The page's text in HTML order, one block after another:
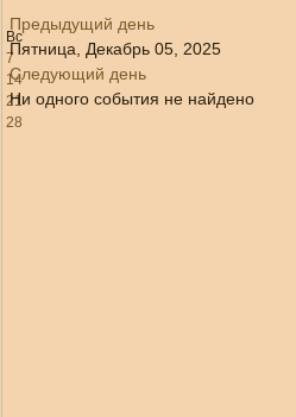
Вс
7
14
21
28
Предыдущий день
Пятница, Декабрь 05, 2025
Следующий день
Ни одного события не найдено